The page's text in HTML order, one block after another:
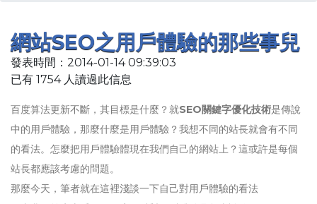
網站SEO之用戶體驗的那些事兒
發表時間：2014-01-14 09:39:03
已有 1754 人讀過此信息
百度算法更新不斷，其目標是什麼？就SEO關鍵字優化技術是傳說
中的用戶體驗，那麼什麼是用戶體驗？我想不同的站長就會有不同
的看法。怎麼把用戶體驗體現在我們自己的網站上？這或許是每個
站長都應該考慮的問題。
那麼今天，筆者就在這裡淺談一下自己對用戶體驗的看法